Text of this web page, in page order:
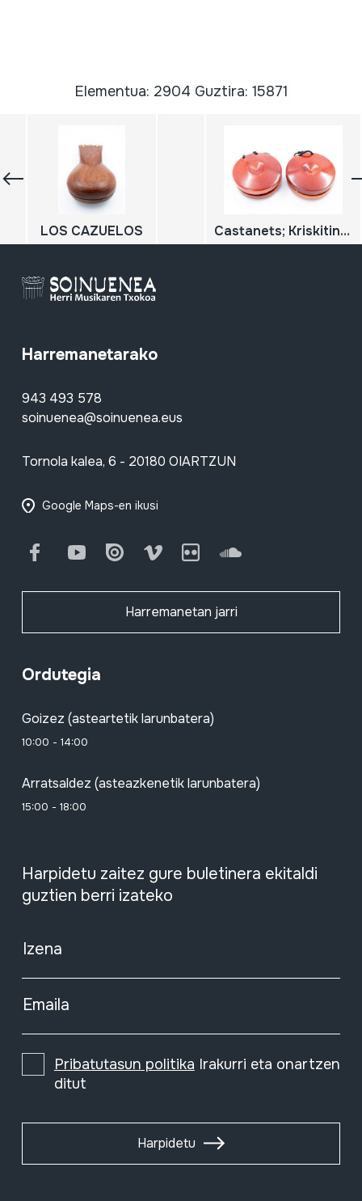
Elementua: 2904 Guztira: 15871
LOS CAZUELOS Castanets; Kriskitinak
Harremanetarako
943 493 578
soinuenea@soinuenea.eus
Tornola kalea, 6 - 20180 OIARTZUN
Google Maps-en ikusi
FacebookYoutube Issuu Vimeo Flickr SoundCloud
Harremanetan jarri
Ordutegia
Goizez (asteartetik larunbatera)
10:00 - 14:00
Arratsaldez (asteazkenetik larunbatera)
15:00 - 18:00
Harpidetu zaitez gure buletinera ekitaldi
guztien berri izateko
Izena
Emaila
Pribatutasun politika Irakurri eta onartzen
ditut
Harpidetu